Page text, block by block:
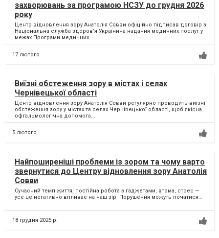
захворювань за програмою НСЗУ до грудня 2026
року
Центр відновлення зору Анатолія Совви офіційно підписав договір з
Національна служба здоровʼя Українина надання медичних послуг у
межах Програми медичних...
17 лютого
Виїзні обстеження зору в містах і селах
Чернівецької області
Центр відновлення зору Анатолія Совви регулярно проводить виїзні
обстеження зору у містах та селах Чернівецької області, щоб якісна
офтальмологічна допомога...
5 лютого
Найпоширеніші проблеми із зором та чому варто
звернутися до Центру відновлення зору Анатолія
Совви
Сучасний темп життя, постійна робота з гаджетами, втома, стрес —
усе це негативно впливає на наш зір. Порушення можуть початися...
18 грудня 2025 р.